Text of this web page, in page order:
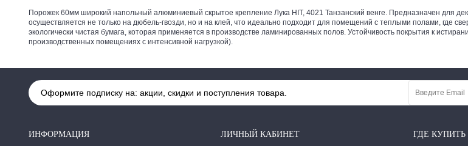
Порожек 60мм широкий напольный алюминиевый скрытое крепление Лука HIT, 4021 Танзанский венге. Предназначен для
осуществляется не только на дюбель-гвозди, но и на клей, что идеально подходит для помещений с теплыми полами, где
экологически чистая бумага, которая применяется в производстве ламинированных полов. Устойчивость покрытия к
производственных помещениях с интенсивной нагрузкой).
Оформите подписку на: акции, скидки и поступления товара.
ИНФОРМАЦИЯ ЛИЧНЫЙ КАБИНЕТ ГДЕ КУПИТЬ